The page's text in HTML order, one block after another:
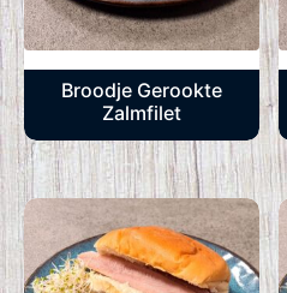
Broodje Gerookte
Zalmfilet